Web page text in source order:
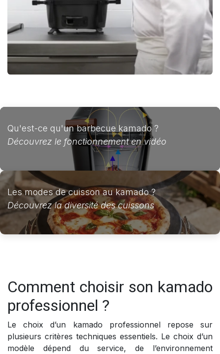
Qu'est-ce qu'un barbecue kamado ?
Découvrez le fonctionnement en vidéo
Les modes de cuisson au kamado ?
Découvrez la diversité des cuissons
Comment choisir son kamado
professionnel ?
Le choix d’un kamado professionnel repose sur
plusieurs critères techniques essentiels. Le choix d’un
modèle dépend du service, de l’environnement